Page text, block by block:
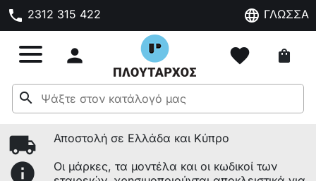
phone 2312 315 422 language ΓΛΩΣΣΑ
 favorite shopping_bag
search
local_shipping Αποστολή σε Ελλάδα και Κύπρο
info
Οι μάρκες, τα μοντέλα και οι κωδικοί των